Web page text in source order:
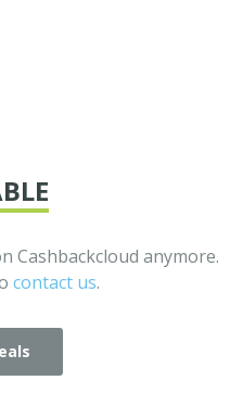
Cashbackcloud anymore.
contact us.